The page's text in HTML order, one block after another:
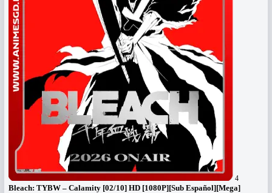
4
Bleach: TYBW – Calamity [02/10] HD [1080P][Sub Español][Mega]